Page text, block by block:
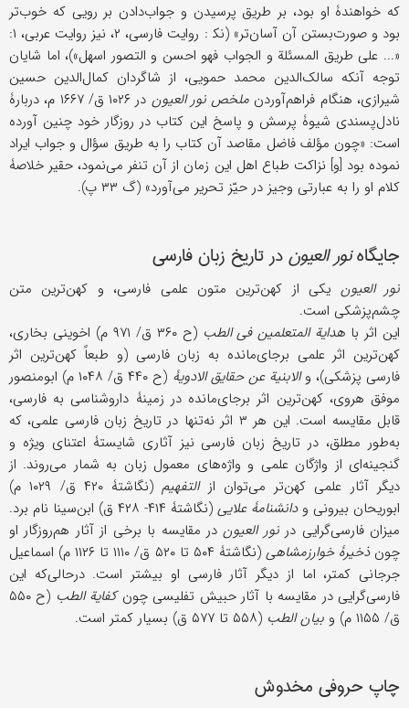
که خواهندۀ او بود، بر طریق پرسیدن و جواب‌دادن بر رویی که خوب‌تر
بود و صورت‌بستن آن آسان‌تر» (نک‍ : روایت فارسی، ۲، نیز روایت عربی، ۱:
«... على طریق المسئلة و الجواب فهو احسن و التصور اسهل»)، اما شایان
توجه آنکه سالک‌الدین محمد حمویی، از شاگردان کمال‌الدین حسین
شیرازی، هنگام فراهم‌‌آوردن ملخص نور العیون
در ۱۰۲۶ ق/ ۱۶۶۷ م، دربارۀ
نادل‌پسندی شیوۀ پرسش و پاسخ این کتاب در روزگار خود چنین آورده
است: «چون مؤلف فاضل مقاصد آن کتاب را به طریق سؤال و جواب ایراد
نموده بود [و] نزاکت طباع اهل این زمان از آن تنفر می‌نمود، حقیر خلاصۀ
کلام او را به عبارتی وجیز در حیّز تحریر می‌آورد» (گ ۳۳ پ).
جایگاهنور العیوندر تاریخ زبان فارسی
نور العیون یکی از کهن‌ترین متون علمی فارسی، و کهن‌ترین متن
چشم‌پزشکی است.
این اثر با هدایة المتعلمین فی الطب
(ح ۳۶۰ ق/ ۹۷۱ م) اخوینی بخاری،
کهن‌ترین اثر علمی برجای‌مانده به زبان فارسی (و طبعاً کهن‌ترین اثر
فارسی پزشکی)، والابنیة عن حقایق الادویۀ
(ح ۴۴۰ ق/ ۱۰۴۸ م) ابومنصور
موفق هروی، کهن‌ترین اثر برجای‌مانده در زمینۀ داروشناسی به فارسی،
قابل مقایسه است. این هر ۳ اثر نه‌تنها در تاریخ زبان فارسی علمی، که
به‌طور مطلق، در تاریخ زبان فارسی نیز آثاری شایستۀ اعتنای ویژه و
گنجینه‌ای از واژگان علمی و واژه‌های معمول زبان به شمار می‌روند. از
دیگر آثار علمی کهن‌تر می‌توان ازالتفهیم
(نگاشتۀ ۴۲۰ ق/ ۱۰۲۹ م)
ابوریحان بیرونی ودانشنامۀ علایی (نگاشتۀ ۴۱۴- ۴۲۸ ق) ابن‌سینا نام برد.
میزان فارسی‌گرایی درنور العیوندر مقایسه با برخی از آثار هم‌روزگار او
چونذخیرۀ خوارزمشاهی
(نگاشتۀ ۵۰۴ تا ۵۲۰ ق/ ۱۱۱۰ تا ۱۱۲۶ م) اسماعیل
جرجانی کمتر، اما از دیگر آثار فارسی او بیشتر است. درحالی‌که این
فارسی‌گرایی در مقایسه با آثار حبیش تفلیسی چونکفایة‌ الطب
(ح ۵۵۰
ق/ ۱۱۵۵ م) و
بیان ‌الطب (۵۵۸ تا ۵۷۷ ق) بسیار کمتر است.
چاپ حروفی مخدوش